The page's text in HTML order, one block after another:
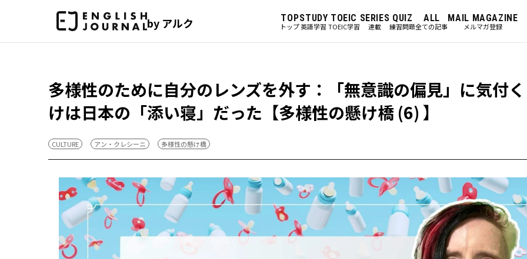
by アルク TOP
トップ
STUDY
英語学習
TOEIC
TOEIC学習
SERIES
連載
QUIZ
練習問題
ALL
全ての記事
MAIL MAGAZINE
メルマガ登録
多様性のために自分のレンズを外す：「無意識の偏見」に気付
けは日本の「添い寝」だった【多様性の懸け橋 (6) 】
CULTURE アン・クレシーニ 多様性の懸け橋